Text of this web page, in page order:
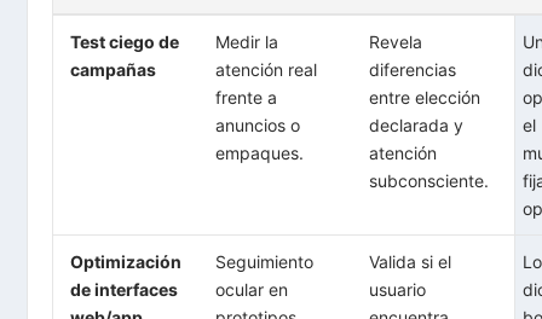
Test ciego de
campañas
Medir la
atención real
frente a
anuncios o
empaques.
Revela
diferencias
entre elección
declarada y
atención
subconsciente.
el
Optimización
de interfaces
Seguimiento
ocular en
Valida si el
usuario